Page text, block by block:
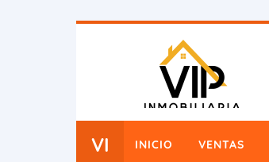
VI INICIO VENTAS